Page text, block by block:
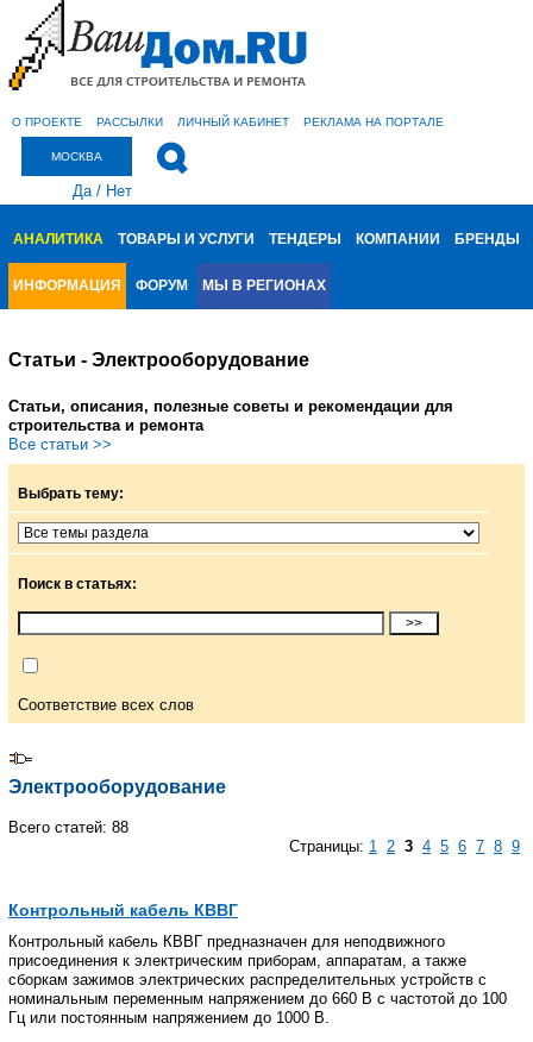
О ПРОЕКТЕ РАССЫЛКИ ЛИЧНЫЙ КАБИНЕТ РЕКЛАМА НА ПОРТАЛЕ
МОСКВА
Да/ Нет
АНАЛИТИКА ТОВАРЫ И УСЛУГИ ТЕНДЕРЫ КОМПАНИИ БРЕНДЫ
ИНФОРМАЦИЯ ФОРУМ МЫ В РЕГИОНАХ
Статьи - Электрооборудование
Статьи, описания, полезные советы и рекомендации для
строительства и ремонта
Все статьи >>
Выбрать тему:
Поиск в статьях:
Соответствие всех слов
Электрооборудование
Всего статей: 88
Страницы: 1 2 3 4 5 6 7 8 9
Контрольный кабель КВВГ
Контрольный кабель КВВГ предназначен для неподвижного
присоединения к электрическим приборам, аппаратам, а также
сборкам зажимов электрических распределительных устройств с
номинальным переменным напряжением до 660 В с частотой до 100
Гц или постоянным напряжением до 1000 В.